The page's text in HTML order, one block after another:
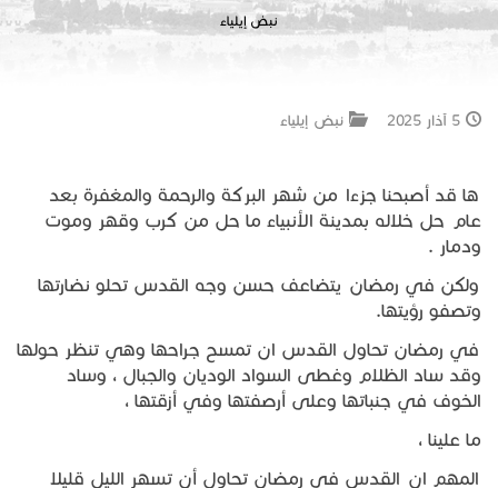
نبض إيلياء
إقتصاد وحياة
يحكى أن
نبض إيلياء
5 آذار 2025 نبض إيلياء
ها قد أصبحنا جزءا من شهر البركة والرحمة والمغفرة بعد
عام حل خلاله بمدينة الأنبياء ما حل من كرب وقهر وموت
ودمار .
ولكن في رمضان يتضاعف حسن وجه القدس تحلو نضارتها
وتصفو رؤيتها.
في رمضان تحاول القدس ان تمسح جراحها وهي تنظر حولها
وقد ساد الظلام وغطى السواد الوديان والجبال ، وساد
الخوف في جنباتها وعلى أرصفتها وفي أزقتها ،
ما علينا ،
المهم ان القدس في رمضان تحاول أن تسهر الليل قليلا